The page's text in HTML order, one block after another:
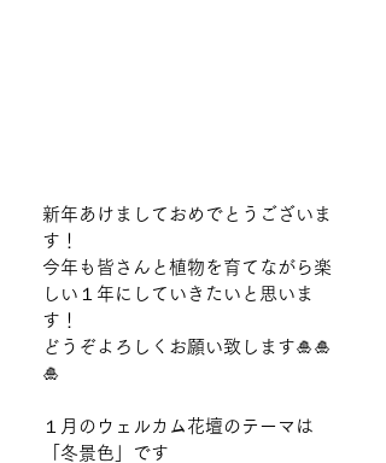
新年あけましておめでとうございま
す！
今年も皆さんと植物を育てながら楽
しい１年にしていきたいと思いま
す！
どうぞよろしくお願い致します🎍🎍
🎍
１月のウェルカム花壇のテーマは
「冬景色」です